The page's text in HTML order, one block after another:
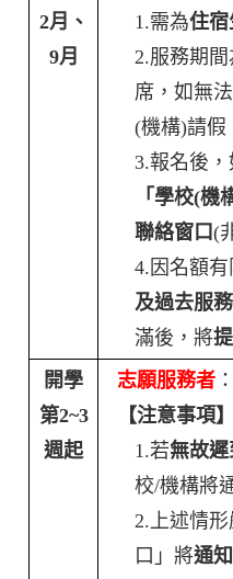
2月、
9月
1.需為住宿
2.服務期間
席，如無
(機構)請假
3.報名後
「學校(機
聯絡窗口(
4. 因名額
及過去服
滿後，將
開學
第2~3
週起
志願服務者
【注意事項】
1.若無故
校/機構將
2.上述情
口」將通